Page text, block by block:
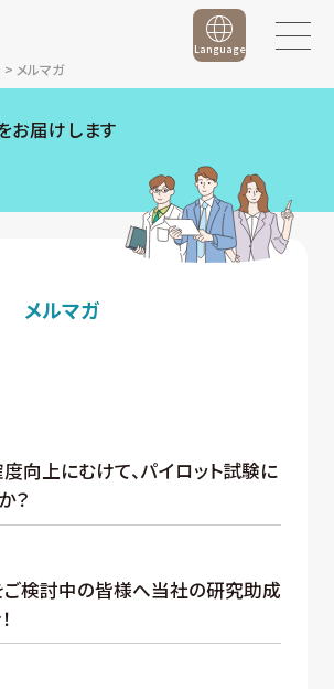
> メルマガ
Language
お届けします
メルマガ
向上にむけて、パイロット試験に
？
検討中の皆様へ当社の研究助成